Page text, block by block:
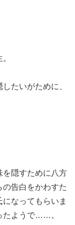
たいがために、
隠すために八方
告白をかわすた
なってもらいま
たようで……。